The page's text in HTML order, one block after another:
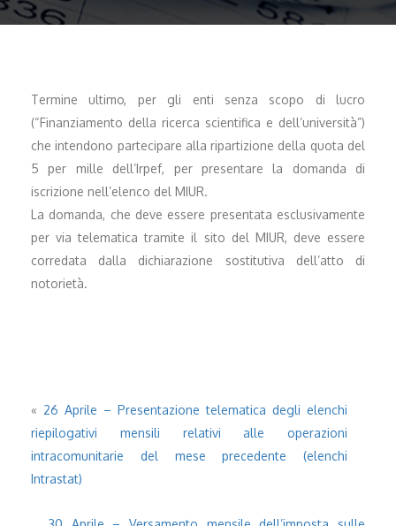
Termine ultimo, per gli enti senza scopo di lucro
(“Finanziamento della ricerca scientifica e dell’università”)
che intendono partecipare alla ripartizione della quota del
5 per mille dell’Irpef, per presentare la domanda di
iscrizione nell’elenco del MIUR.
La domanda, che deve essere presentata esclusivamente
per via telematica tramite il sito del MIUR, deve essere
corredata dalla dichiarazione sostitutiva dell’atto di
notorietà.
« 26 Aprile – Presentazione telematica degli elenchi
riepilogativi mensili relativi alle operazioni
intracomunitarie del mese precedente (elenchi
Intrastat)